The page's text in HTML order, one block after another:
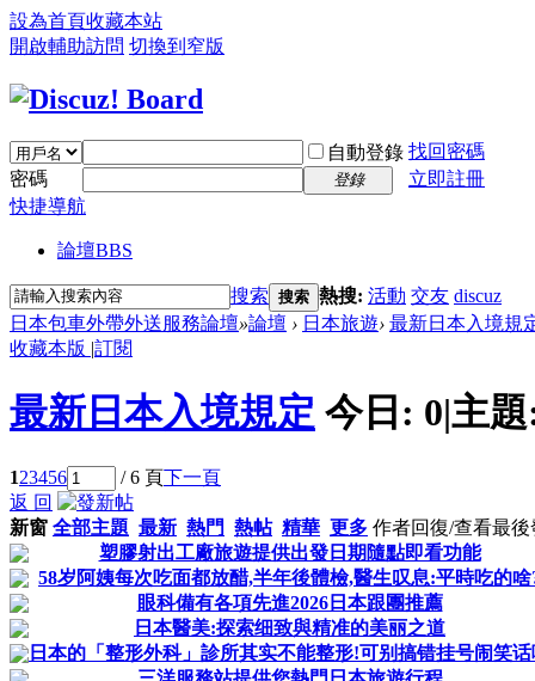
設為首頁收藏本站
開啟輔助訪問 切換到窄版
自動登錄 找回密碼
密碼
登錄
立即註冊
快捷導航
論壇BBS
搜索 搜索 熱搜: 活動 交友 discuz
日本包車外帶外送服務論壇»論壇 › 日本旅遊› 最新日本入境規
收藏本版 |訂閱
最新日本入境規定 今日: 0|主
123456 / 6 頁下一頁
返 回
新窗 全部主題 最新 熱門 熱帖 精華 更多 作者回復/查看最後
塑膠射出工廠旅遊提供出發日期隨點即看功能
58岁阿姨每次吃面都放醋,半年後體檢,醫生叹息:平時吃的啥
眼科備有各項先進2026日本跟團推薦
日本醫美:探索细致與精准的美丽之道
日本的「整形外科」診所其实不能整形!可别搞错挂号闹笑话